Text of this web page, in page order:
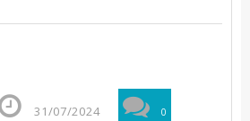
31/07/2024 0